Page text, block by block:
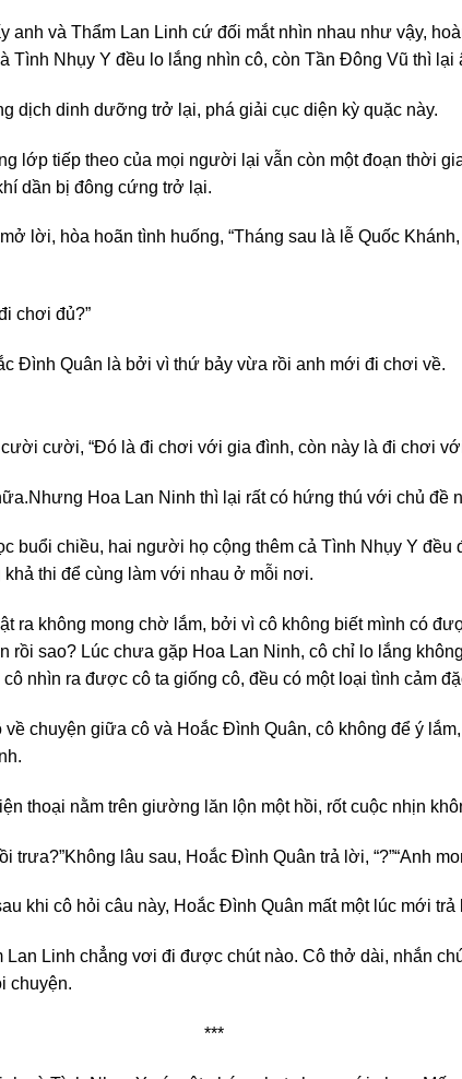
và Thẩm Lan Linh cứ đối mắt nhìn nhau như vậy,
Tình Nhụy Y đều lo lắng nhìn cô, còn Tần Đông Vũ thì lại
dịch dinh dưỡng trở lại, phá giải cục diện kỳ quặc này.
lớp tiếp theo của mọi người lại vẫn còn một đoạn thời
dần bị đông cứng trở lại.
lời, hòa hoãn tình huống, “Tháng sau là lễ Quốc
chơi đủ?”
Đình Quân là bởi vì thứ bảy vừa rồi anh mới đi chơi về.
cười, “Đó là đi chơi với gia đình, còn này là đi chơi
Nhưng Hoa Lan Ninh thì lại rất có hứng thú với chủ đề
buổi chiều, hai người họ cộng thêm cả Tình Nhụy Y
thi để cùng làm với nhau ở mỗi nơi.
ra không mong chờ lắm, bởi vì cô không biết mình có
sao? Lúc chưa gặp Hoa Lan Ninh, cô chỉ lo lắng
nhìn ra được cô ta giống cô, đều có một loại tình cảm
chuyện giữa cô và Hoắc Đình Quân, cô không để ý
thoại nằm trên giường lăn lộn một hồi, rốt cuộc nhịn
trưa?”Không lâu sau, Hoắc Đình Quân trả lời, “?”“Anh
khi cô hỏi câu này, Hoắc Đình Quân mất một lúc mới trả
Linh chẳng vơi đi được chút nào. Cô thở dài, nhắn
chuyện.
***